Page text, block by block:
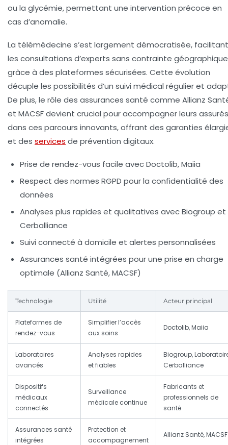
ou la glycémie, permettant une intervention précoce en
cas d’anomalie.
La télémédecine s’est largement démocratisée, facilitant
les consultations d’experts sans contrainte
grâce à des plateformes sécurisées. Cette évolution
décuple les possibilités d’un suivi médical régulier et
De plus, le rôle des assurances santé comme Allianz
et MACSF devient crucial pour accompagner leurs assurés
dans ces parcours innovants, offrant des garanties
et des services de prévention digitaux.
Prise de rendez-vous facile avec Doctolib, Maiia
Respect des normes RGPD pour la confidentialité des
données
Analyses plus rapides et qualitatives avec Biogroup et
Cerballiance
Suivi connecté à domicile et alertes personnalisées
Assurances santé intégrées pour une prise en charge
optimale (Allianz Santé, MACSF)
Technologie Utilité Acteur principal
Plateformes de
rendez-vous
Simplifier l’accès
aux soins
Doctolib, Maiia
Laboratoires
avancés
Analyses rapides
et fiables
Biogroup,
Cerballiance
Dispositifs
médicaux
connectés
Surveillance
médicale continue
Fabricants et
professionnels de
santé
Assurances santé
intégrées
Protection et
accompagnement
Allianz Santé, MACSF